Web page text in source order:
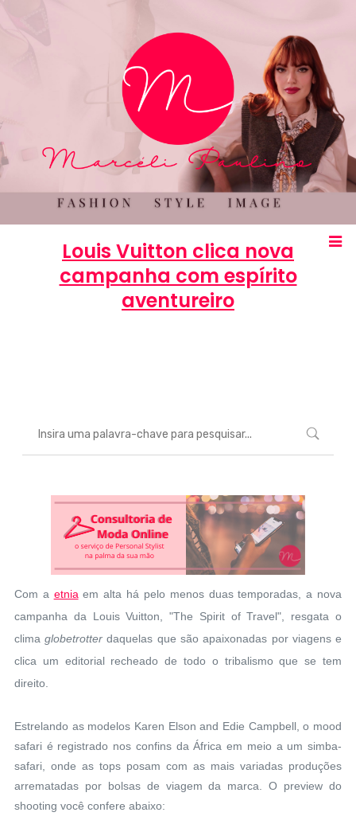
Louis Vuitton clica nova
campanha com espírito
aventureiro
Com a etnia em alta há pelo menos duas temporadas, a nova
campanha da Louis Vuitton, "The Spirit of Travel", resgata o
climaglobetrotter daquelas que são apaixonadas por viagens e
clica um editorial recheado de todo o tribalismo que se tem
direito.
Estrelando as modelos Karen Elson and Edie Campbell, o mood
safari é registrado nos confins da África em meio a um simba-
safari, onde as tops posam com as mais variadas produções
arrematadas por bolsas de viagem da marca. O preview do
shooting você confere abaixo: